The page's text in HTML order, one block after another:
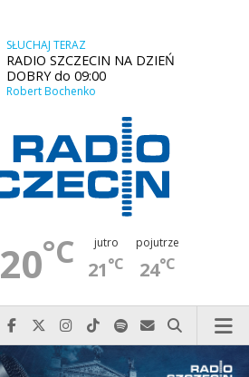
SŁUCHAJ TERAZ
RADIO SZCZECIN NA DZIEŃ
DOBRY do 09:00
Robert Bochenko
20°C jutro
21°C
pojutrze
24°C
Najlepiej po prostu do nas zadzwoń
Odwiedź nas na Facebook-u
Odwiedź nas na X
Odwiedź nas na Instagram-ie
Odwiedź nas na TikTok-u
Szukaj nas na Spotify
Wyślij do nas
Szukaj